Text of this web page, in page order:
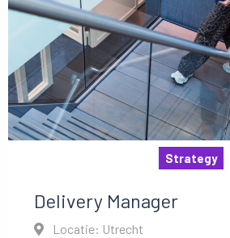
Strategy
Delivery Manager
Locatie: Utrecht